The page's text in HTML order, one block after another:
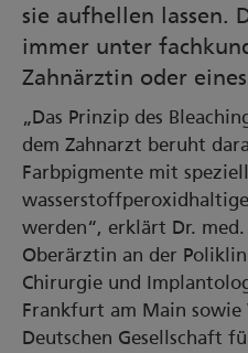
sie aufhellen lassen.
immer unter
Zahnärztin oder
„Das Prinzip des
dem Zahnarzt beruht
Farbpigmente mit
werden“, erklärt Dr.
Oberärztin an der
Chirurgie und
Frankfurt am Main
Deutschen Gesellschaft